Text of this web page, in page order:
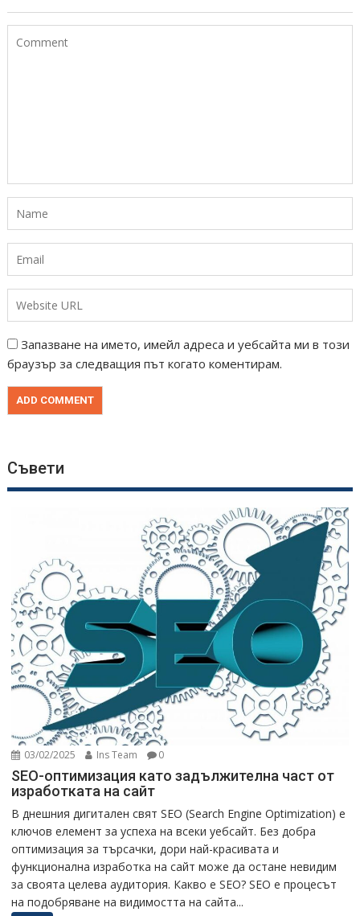
Запазване на името, имейл адреса и уебсайта ми в този
браузър за следващия път когато коментирам.
Съвети
03/02/2025 Ins Team 0
SEO-оптимизация като задължителна част от
изработката на сайт
В днешния дигитален свят SEO (Search Engine Optimization) е
ключов елемент за успеха на всеки уебсайт. Без добра
оптимизация за търсачки, дори най-красивата и
функционална изработка на сайт може да остане невидим
за своята целева аудитория. Какво е SEO? SEO е процесът
на подобряване на видимостта на сайта...